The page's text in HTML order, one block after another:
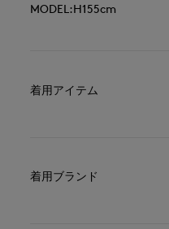
MODEL:H155cm
着用アイテム
着用ブランド